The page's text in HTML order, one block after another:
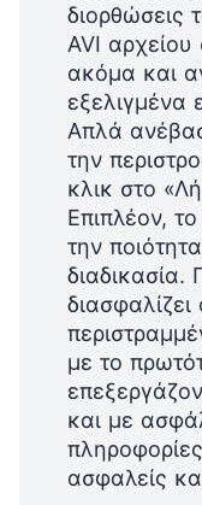
διορθώσεις
AVI
ακόμα και
εξελιγμένα
Απλά
την
κλικ στο
Επιπλέον,
την
διασφαλίζει
με το
και με
ασφαλείς